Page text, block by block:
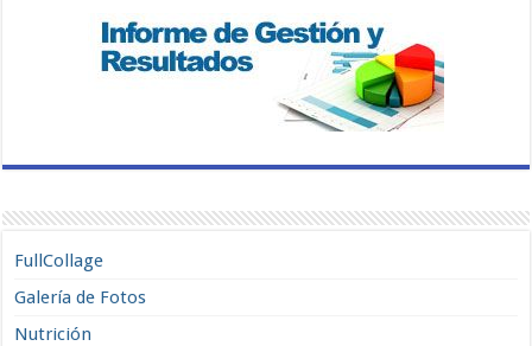
FullCollage
Galería de Fotos
Nutrición